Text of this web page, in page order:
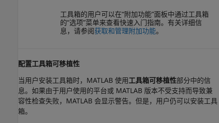
工具箱的用户可以在“附加功能”面板中通过工具箱
的“选项”菜单来查看快速入门指南。有关详细信
息，请参阅获取和管理附加功能。
配置工具箱可移植性
当用户安装工具箱时，MATLAB 使用工具箱可移植性部分中的信
息。如果由于用户使用的平台或 MATLAB 版本不受支持而导致兼
容性检查失败，MATLAB 会显示警告。但是，用户仍可以安装工具
箱。